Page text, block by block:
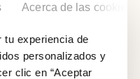
Acerca de las cookies
tu experiencia de
personalizados y
clic en “Aceptar